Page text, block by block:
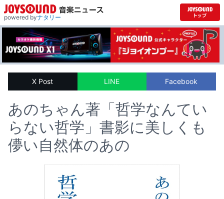
powered byナタリー
X Post LINE Facebook
あのちゃん著「哲学なんてい
らない哲学」書影に美しくも
儚い自然体のあの